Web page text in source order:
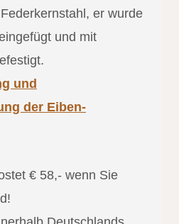
er wurde
und mit
und
der Eiben-
€ 58,- wenn Sie